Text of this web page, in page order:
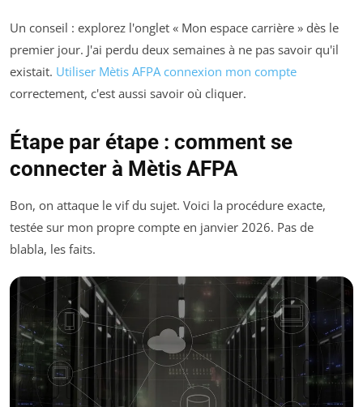
Un conseil : explorez l'onglet « Mon espace carrière » dès le
premier jour. J'ai perdu deux semaines à ne pas savoir qu'il
existait. Utiliser Mètis AFPA connexion mon compte
correctement, c'est aussi savoir où cliquer.
Étape par étape : comment se
connecter à Mètis AFPA
Bon, on attaque le vif du sujet. Voici la procédure exacte,
testée sur mon propre compte en janvier 2026. Pas de
blabla, les faits.